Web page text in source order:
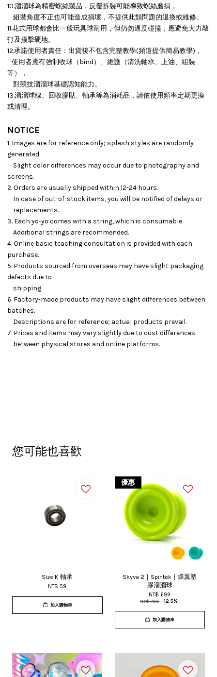
10.溜溜球為精密螺絲製品，反覆拆裝可能導致螺絲磨損，
組裝角度不正也可能造成損壞， 不提供此類問題的退換或維修。
11.花式用球都會比一般玩具球耐用，但仍勿過度碰撞，應避免大力敲
打及撞擊硬地。
12.承諾使用者責任：出貨後不包含完整教學(頻道提供簡易教學)，
使用者應有強制收球（bind）、維護（清洗軸承、上油、組裝
等），
對競技溜溜球基礎認知能力。
13.溜溜球線、回收膠貼、軸承等為消耗品，請依使用頻率定期更換
或清理。
NOTICE
1. Images are for reference only; splash styles are randomly
generated.
Slight color differences may occur due to photography and
screens.
2. Orders are usually shipped within 12-24 hours.
In case of out-of-stock items, you will be notified of delays or
replacements.
3. Each yo-yo comes with a string, which is consumable.
Additional strings are recommended.
4. Online basic teaching consultation is provided with each
purchase.
5. Products sourced from overseas may have slight packaging
defects due to
shipping.
6. Factory-made products may have slight differences between
batches.
Descriptions are for reference; actual products prevail.
7. Prices and items may vary slightly due to cost differences
between physical stores and online platforms.
您可能也喜歡
Size K 軸承
NT$ 59
加入購物車
優惠
Skyva 2｜Spintek｜蝶翼塑
膠溜溜球
NT$ 699
NT$ 799 -12.5%
加入購物車